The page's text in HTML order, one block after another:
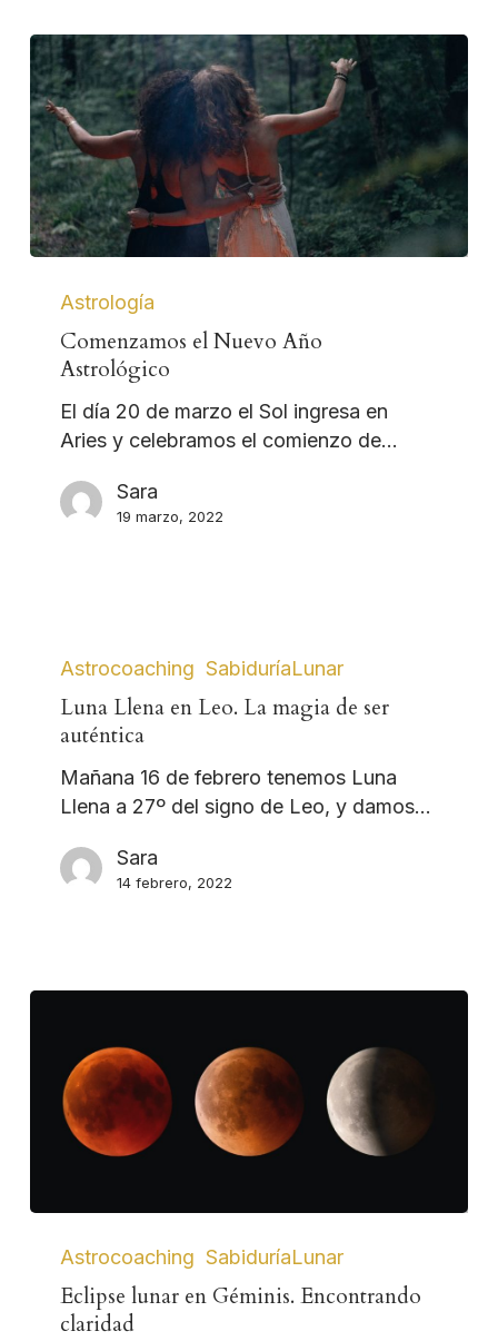
Astrología
Comenzamos el Nuevo Año
Astrológico
El día 20 de marzo el Sol ingresa en
Aries y celebramos el comienzo de…
Sara
19 marzo, 2022
Astrocoaching SabiduríaLunar
Luna Llena en Leo. La magia de ser
auténtica
Mañana 16 de febrero tenemos Luna
Llena a 27º del signo de Leo, y damos…
Sara
14 febrero, 2022
Astrocoaching SabiduríaLunar
Eclipse lunar en Géminis. Encontrando
claridad